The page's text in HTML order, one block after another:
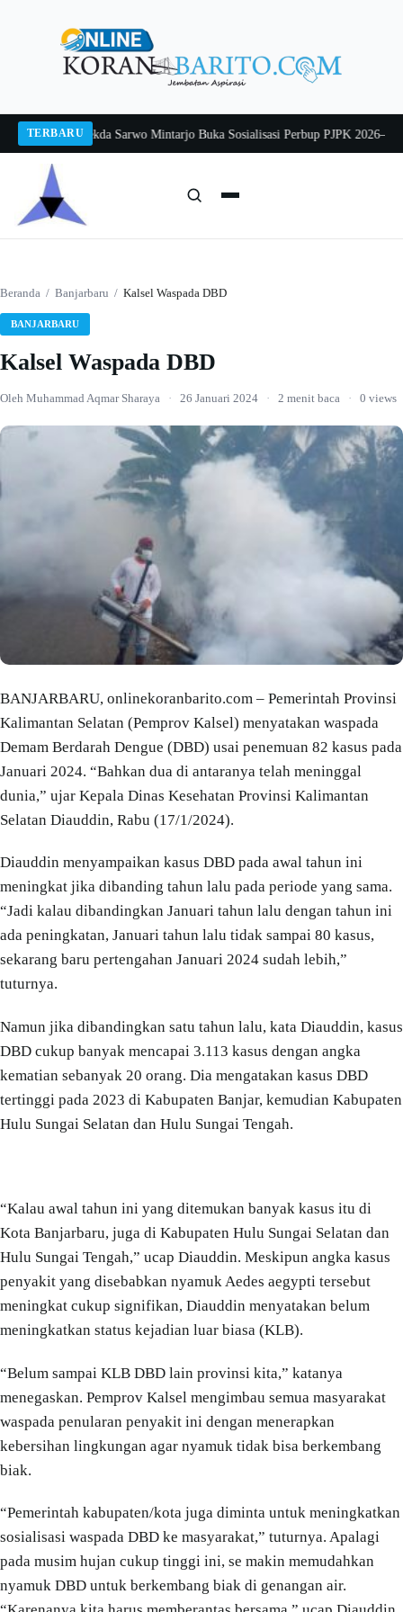
TERBARU
2026Pj Sekda Sarwo Mintarjo Buka Sosialisasi Perbup PJPK 2026–2030
Beranda / Banjarbaru / Kalsel Waspada DBD
BANJARBARU
Kalsel Waspada DBD
Oleh Muhammad Aqmar Sharaya · 26 Januari 2024 · 2 menit baca · 0 views
BANJARBARU, onlinekoranbarito.com – Pemerintah Provinsi
Kalimantan Selatan (Pemprov Kalsel) menyatakan waspada
Demam Berdarah Dengue (DBD) usai penemuan 82 kasus pada
Januari 2024. “Bahkan dua di antaranya telah meninggal
dunia,” ujar Kepala Dinas Kesehatan Provinsi Kalimantan
Selatan Diauddin, Rabu (17/1/2024).
Diauddin menyampaikan kasus DBD pada awal tahun ini
meningkat jika dibanding tahun lalu pada periode yang sama.
“Jadi kalau dibandingkan Januari tahun lalu dengan tahun ini
ada peningkatan, Januari tahun lalu tidak sampai 80 kasus,
sekarang baru pertengahan Januari 2024 sudah lebih,”
tuturnya.
Namun jika dibandingkan satu tahun lalu, kata Diauddin, kasus
DBD cukup banyak mencapai 3.113 kasus dengan angka
kematian sebanyak 20 orang. Dia mengatakan kasus DBD
tertinggi pada 2023 di Kabupaten Banjar, kemudian Kabupaten
Hulu Sungai Selatan dan Hulu Sungai Tengah.
“Kalau awal tahun ini yang ditemukan banyak kasus itu di
Kota Banjarbaru, juga di Kabupaten Hulu Sungai Selatan dan
Hulu Sungai Tengah,” ucap Diauddin. Meskipun angka kasus
penyakit yang disebabkan nyamuk Aedes aegypti tersebut
meningkat cukup signifikan, Diauddin menyatakan belum
meningkatkan status kejadian luar biasa (KLB).
“Belum sampai KLB DBD lain provinsi kita,” katanya
menegaskan. Pemprov Kalsel mengimbau semua masyarakat
waspada penularan penyakit ini dengan menerapkan
kebersihan lingkungan agar nyamuk tidak bisa berkembang
biak.
“Pemerintah kabupaten/kota juga diminta untuk meningkatkan
sosialisasi waspada DBD ke masyarakat,” tuturnya. Apalagi
pada musim hujan cukup tinggi ini, se makin memudahkan
nyamuk DBD untuk berkembang biak di genangan air.